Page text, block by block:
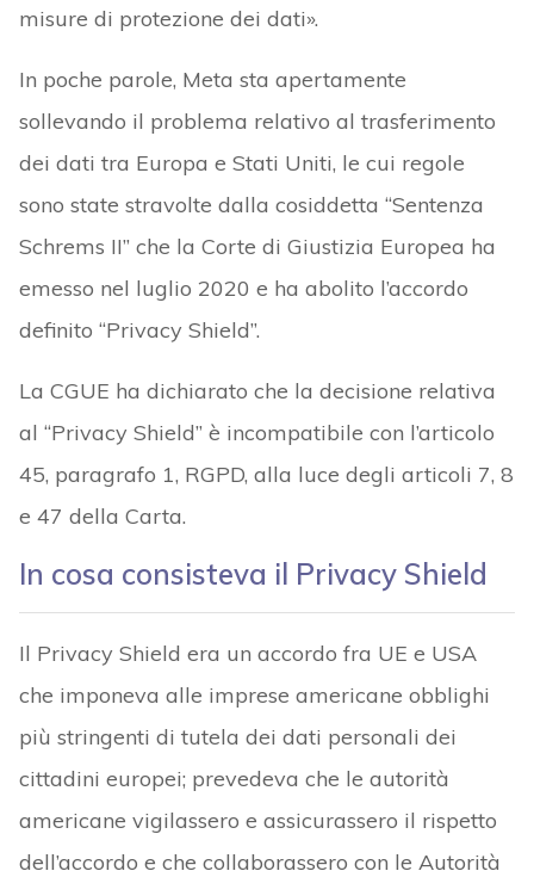
misure di protezione dei dati».
In poche parole, Meta sta apertamente
sollevando il problema relativo al trasferimento
dei dati tra Europa e Stati Uniti, le cui regole
sono state stravolte dalla cosiddetta “Sentenza
Schrems II” che la Corte di Giustizia Europea ha
emesso nel luglio 2020 e ha abolito l’accordo
definito “Privacy Shield”.
La CGUE ha dichiarato che la decisione relativa
al “Privacy Shield” è incompatibile con l’articolo
45, paragrafo 1, RGPD, alla luce degli articoli 7, 8
e 47 della Carta.
In cosa consisteva il Privacy Shield
Il Privacy Shield era un accordo fra UE e USA
che imponeva alle imprese americane obblighi
più stringenti di tutela dei dati personali dei
cittadini europei; prevedeva che le autorità
americane vigilassero e assicurassero il rispetto
dell’accordo e che collaborassero con le Autorità